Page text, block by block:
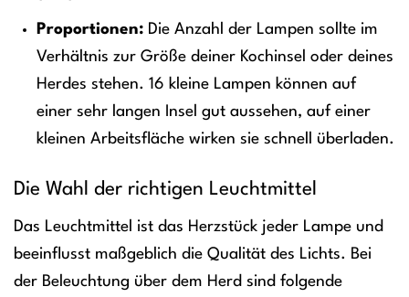
Proportionen:Die Anzahl der Lampen sollte im
Verhältnis zur Größe deiner Kochinsel oder deines
Herdes stehen. 16 kleine Lampen können auf
einer sehr langen Insel gut aussehen, auf einer
kleinen Arbeitsfläche wirken sie schnell überladen.
Die Wahl der richtigen Leuchtmittel
Das Leuchtmittel ist das Herzstück jeder Lampe und
beeinflusst maßgeblich die Qualität des Lichts. Bei
der Beleuchtung über dem Herd sind folgende